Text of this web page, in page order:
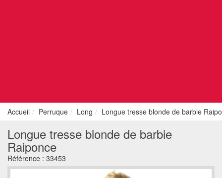
Accueil Perruque Long Longue tresse blonde de barbie
Longue tresse blonde de barbie
Raiponce
Référence : 33453